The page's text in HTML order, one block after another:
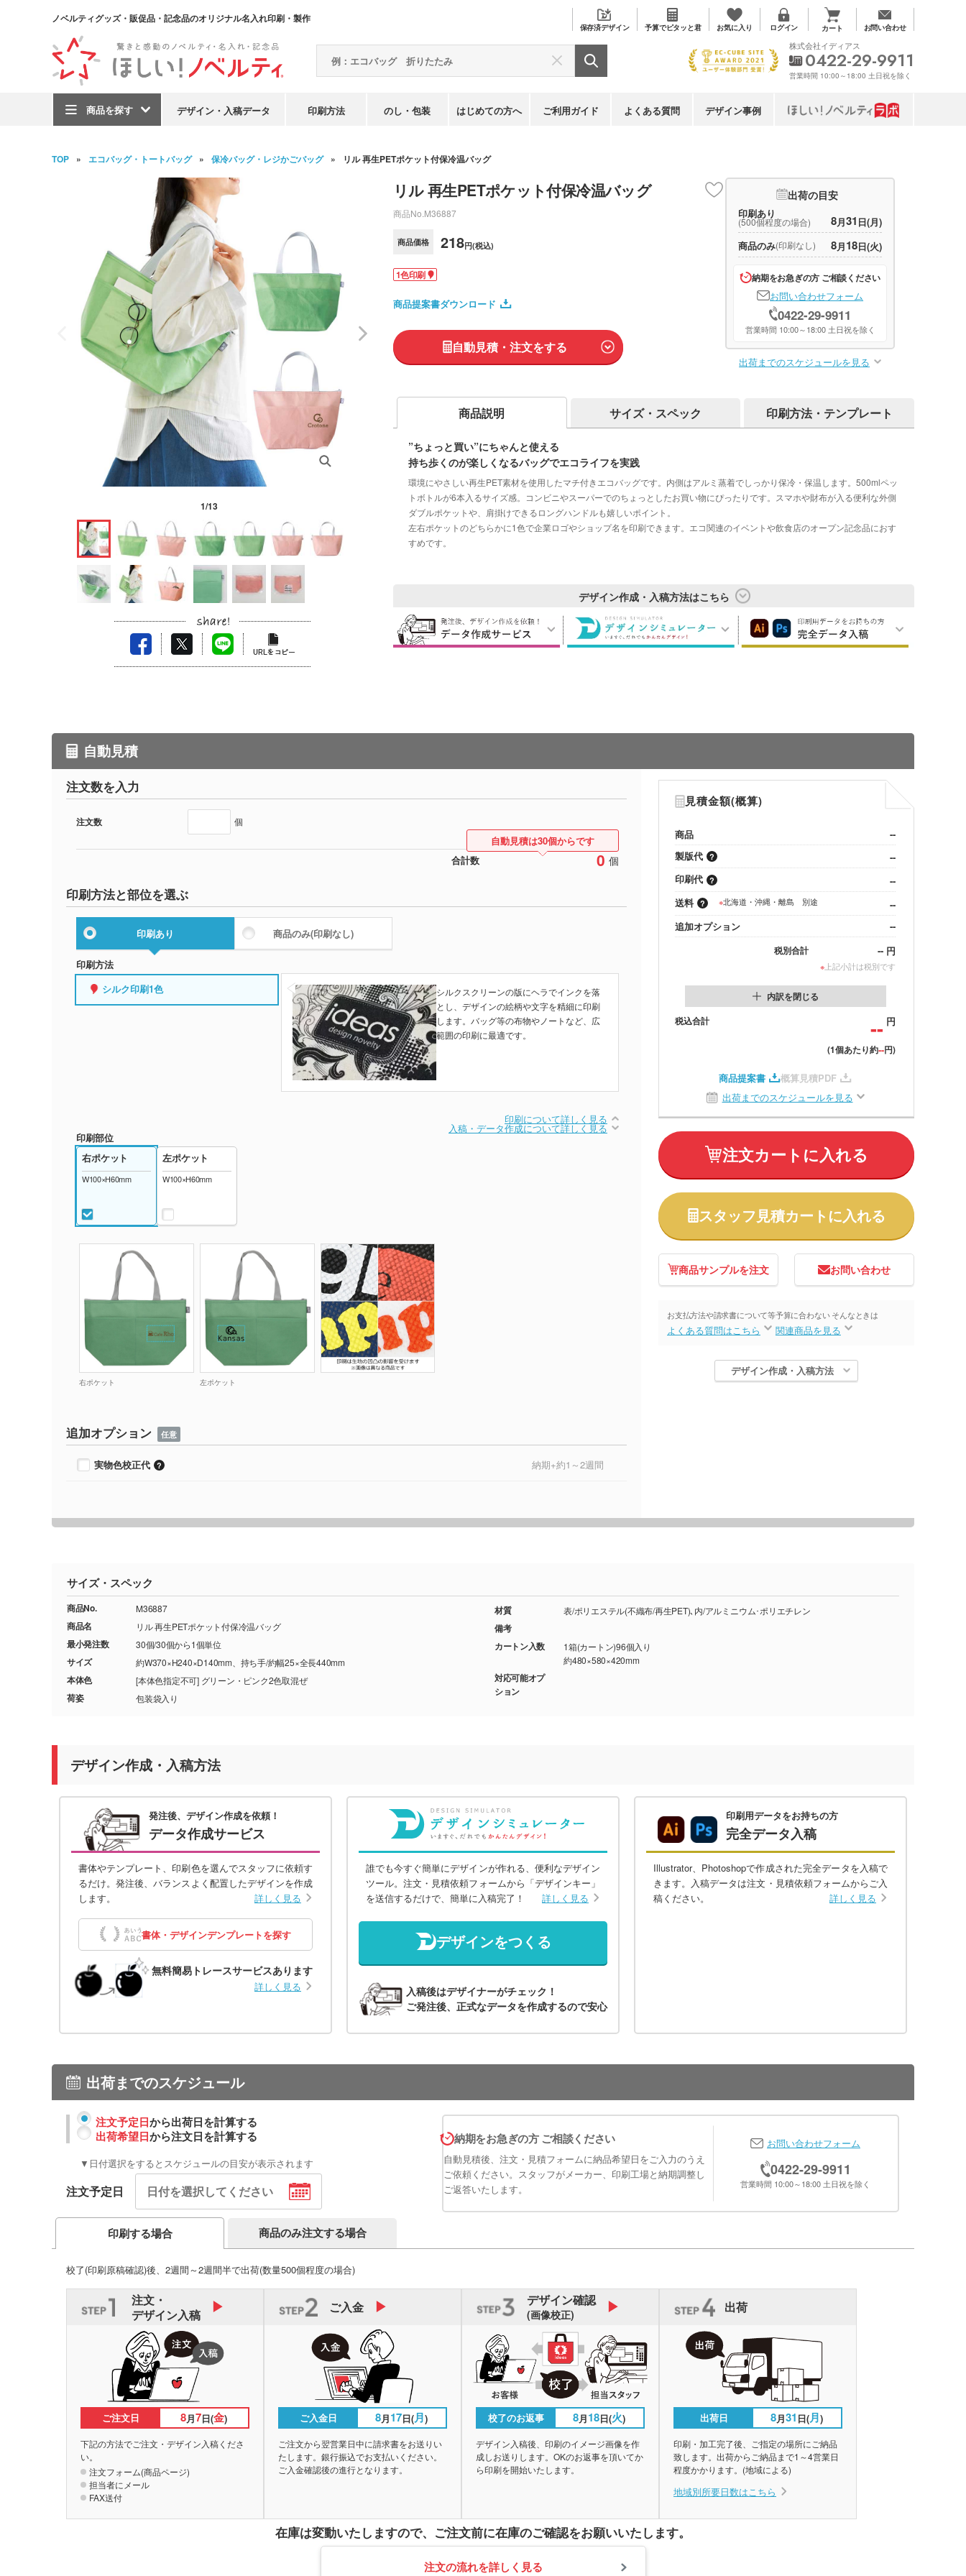
ノベルティグッズ・販促品・記念品のオリジナル名入れ印刷・製作
保存済デザイン 予算でピタッと君 お気に入り ログイン カート お問い合わせ
商品を探す デザイン・入稿データ 印刷方法 のし・包装 はじめての方へ ご利用ガイド よくある質問 デザイン事例
株式会社イディアス
0422-29-9911
営業時間 10:00～18:00 土日祝を除く
TOP エコバッグ・トートバッグ 保冷バッグ・レジかごバッグ リル 再生PETポケット付保冷温バッグ
1/13
リル 再生PETポケット付保冷温バッグ
商品No. M36887
商品価格 218円(税込)
1色印刷
商品提案書ダウンロード
自動見積・注文をする
出荷の目安
印刷あり
(500個程度の場合) 8月31 日(月)
商品のみ(印刷なし) 8月18日(火)
納期をお急ぎの方 ご相談ください
お問い合わせフォーム
0422-29-9911
営業時間 10:00～18:00 土日祝を除く
出荷までのスケジュールを見る
商品説明 サイズ・スペック 印刷方法・テンプレート
”ちょっと買い”にちゃんと使える
持ち歩くのが楽しくなるバッグでエコライフを実践
環境にやさしい再生PET素材を使用したマチ付きエコバッグです。内側はアルミ蒸着でしっかり保冷・保温します。500mlペッ
トボトルが6本入るサイズ感。コンビニやスーパーでのちょっとしたお買い物にぴったりです。スマホや財布が入る便利な外側
ダブルポケットや、肩掛けできるロングハンドルも嬉しいポイント。
左右ポケットのどちらかに1色で企業ロゴやショップ名を印刷できます。エコ関連のイベントや飲食店のオープン記念品におす
すめです。
デザイン作成・入稿方法はこちら
自動見積
注文数を入力
注文数 個
合計数 0 個
自動見積は30個からです
印刷方法と部位を選ぶ
印刷あり 商品のみ(印刷なし)
印刷方法
シルク印刷1色
シルクスクリーンの版にヘラでインクを落
とし、デザインの絵柄や文字を精細に印刷
します。バッグ等の布物やノートなど、広
範囲の印刷に最適です。
印刷について詳しく見る
入稿・データ作成について詳しく見る
印刷部位
右ポケット
W100×H60mm
左ポケット
W100×H60mm
右ポケット 左ポケット
追加オプション 任意
実物色校正代 納期+約1～2週間
見積金額(概算)
商品
--
製版代
--
印刷代
--
送料
※北海道・沖縄・離島 別途
--
追加オプション
--
税別合計 -- 円
※ 上記小計は税別です
内訳を閉じる
税込合計
-- 円
(1個あたり約--円)
商品提案書
概算見積PDF
出荷までのスケジュールを見る
注文カートに入れる
スタッフ見積カートに入れる
商品サンプルを注文 お問い合わせ
お支払方法や請求書について等
よくある質問はこちら
予算に合わない そんなときは
関連商品を見る
デザイン作成・入稿方法
サイズ・スペック
商品No. M36887
商品名 リル 再生PETポケット付保冷温バッグ
最小発注数 30個/30個から1個単位
サイズ 約W370×H240×D140mm、持ち手/約幅25×全長440mm
本体色 [本体色指定不可] グリーン・ピンク2色取混ぜ
荷姿 包装袋入り
材質 表/ポリエステル(不織布/再生PET)､内/アルミニウム･ポリエチレン
備考
カートン入数
1箱(カートン)96個入り
約480×580×420mm
対応可能オプ
ション
デザイン作成・入稿方法
発注後、デザイン作成を依頼！
データ作成サービス
書体やテンプレート、印刷色を選んでスタッフに依頼す
るだけ。発注後、バランスよく配置したデザインを作成
します。
詳しく見る
書体・デザインデンプレートを探す
無料簡易トレースサービスあります
詳しく見る
誰でも今すぐ簡単にデザインが作れる、便利なデザイン
ツール。注文・見積依頼フォームから「デザインキー」
を送信するだけで、簡単に入稿完了！
詳しく見る
デザインをつくる
入稿後はデザイナーがチェック！
ご発注後、正式なデータを作成するので安心
印刷用データをお持ちの方
完全データ入稿
Illustrator、Photoshopで作成された完全データを入稿で
きます。入稿データは注文・見積依頼フォームからご入
稿ください。
詳しく見る
出荷までのスケジュール
注文予定日から出荷日を計算する
出荷希望日から注文日を計算する
▼日付選択をするとスケジュールの目安が表示されます
注文予定日
納期をお急ぎの方 ご相談ください
自動見積後、注文・見積フォームに納品希望日をご入力のうえ
ご依頼ください。スタッフがメーカー、印刷工場と納期調整し
ご返答いたします。
お問い合わせフォーム
0422-29-9911
営業時間 10:00～18:00 土日祝を除く
印刷する場合 商品のみ注文する場合
校了(印刷原稿確認)後、2週間～2週間半で出荷(数量500個程度の場合)
注文・
デザイン入稿
ご注文日 8月7日(金)
下記の方法でご注文・デザイン入稿くださ
い。
注文フォーム(商品ページ)
担当者にメール
FAX送付
ご入金
ご入金日 8月17日(月)
ご注文から翌営業日中に請求書をお送りい
たします。銀行振込でお支払いください。
ご入金確認後の進行となります。
デザイン確認
(画像校正)
校了のお返事 8月18日(火)
デザイン入稿後、印刷のイメージ画像を作
成しお送りします。OKのお返事を頂いてか
ら印刷を開始いたします。
出荷
出荷日 8月31 日(月)
印刷・加工完了後、ご指定の場所にご納品
致します。出荷からご納品まで1～4営業日
程度かかります。(地域による)
地域別所要日数はこちら
在庫は変動いたしますので、 ご注文前に在庫のご確認をお願いいたします。
注文の流れを詳しく見る